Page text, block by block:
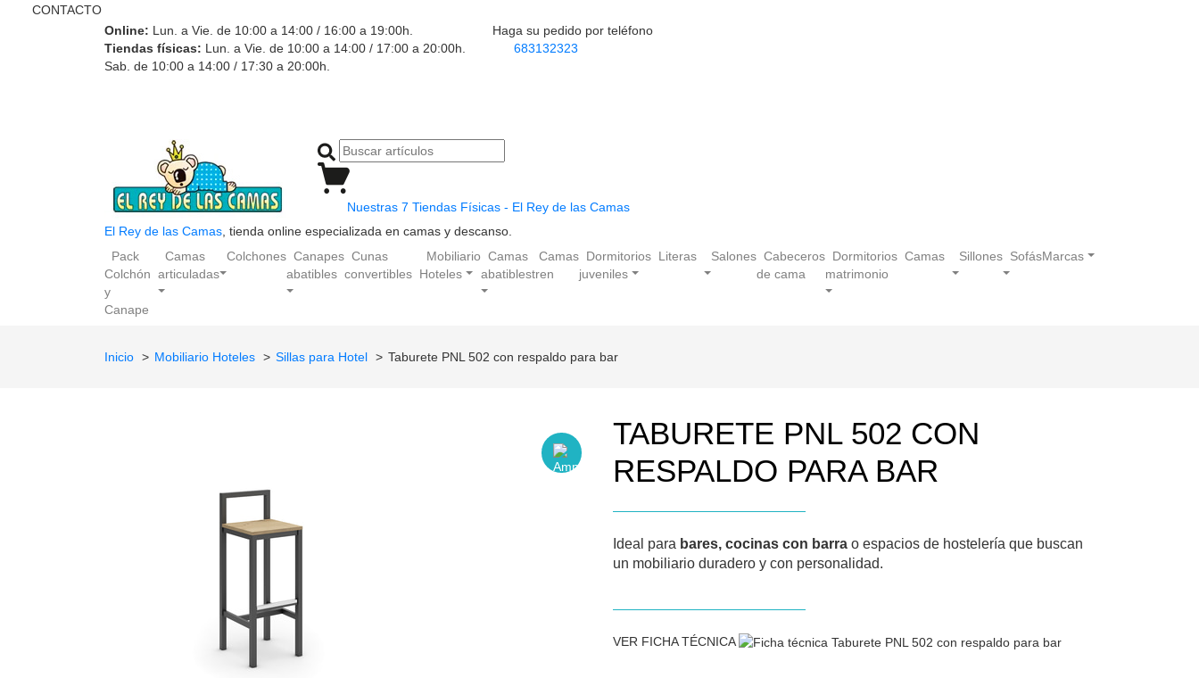
CONTACTO
Online: Lun. a Vie. de 10:00 a 14:00 / 16:00 a 19:00h.
Tiendas físicas: Lun. a Vie. de 10:00 a 14:00 / 17:00 a 20:00h.
Sab. de 10:00 a 14:00 / 17:30 a 20:00h.
Haga su pedido por teléfono
683132323
Nuestras 7 Tiendas Físicas - El Rey de las Camas
El Rey de las Camas , tienda online especializada en camas y descanso.
Pack
Colchón
y
Canape
Camas
articuladas
Colchones Canapes
abatibles
Cunas
convertibles
Mobiliario
Hoteles
Camas
abatibles
Camas
tren
Dormitorios
juveniles
Literas Salones Cabeceros
de cama
Dormitorios
matrimonio
Camas Sillones SofásMarcas
Inicio Mobiliario Hoteles Sillas para Hotel Taburete PNL 502 con respaldo para bar
TABURETE PNL 502 CON
RESPALDO PARA BAR
Ideal para bares, cocinas con barra o espacios de hostelería que buscan
un mobiliario duradero y con personalidad.
VER FICHA TÉCNICA